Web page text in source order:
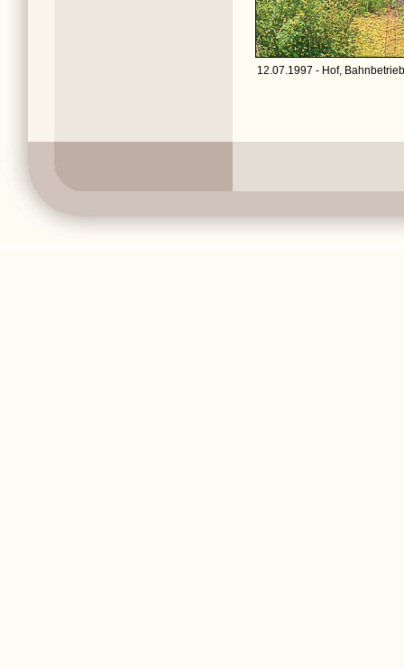
12.07.1997 - Hof,